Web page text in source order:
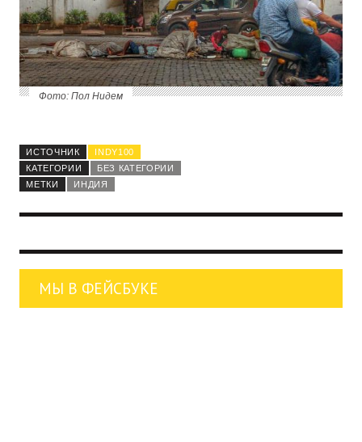
Фото: Пол Нидем
ИСТОЧНИК
INDY100
КАТЕГОРИИ
БЕЗ КАТЕГОРИИ
МЕТКИ
ИНДИЯ
МЫ В ФЕЙСБУКЕ